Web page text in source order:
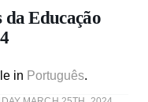
Educação
in Português.